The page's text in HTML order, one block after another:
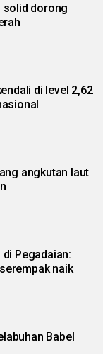
solid dorong
di level 2,62
angkutan laut
Pegadaian:
naik
Babel